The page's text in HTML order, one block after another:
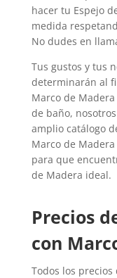
hacer tu Espejo
medida
No dudes en
Tus gustos y tus
determinarán al
Marco de
de baño,
amplio catálogo
Marco de
para que
de Madera ideal.
Precios
con
Todos los precios